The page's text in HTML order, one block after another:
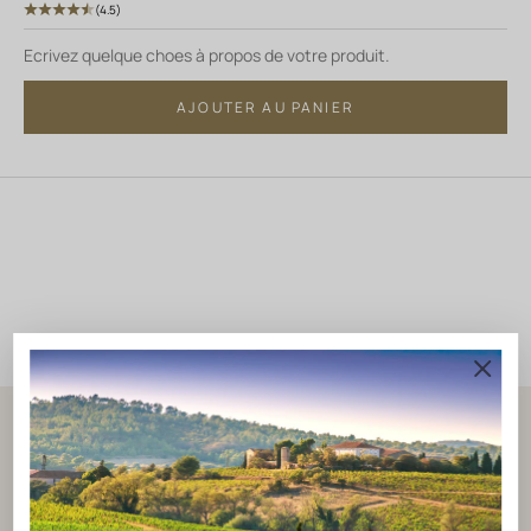
(4.5)
Ecrivez quelque choes à propos de votre produit.
AJOUTER AU PANIER
NOTRE BLOG
Les coulisses du Vin